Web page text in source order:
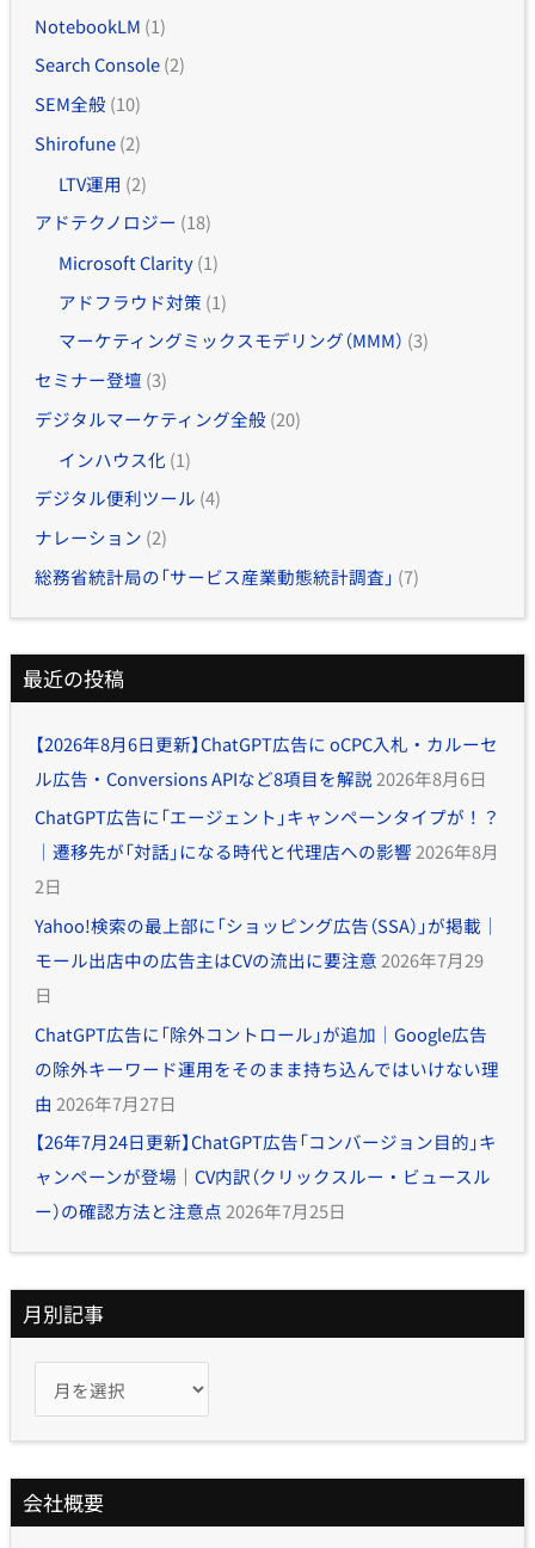
NotebookLM (1)
Search Console(2)
SEM全般(10)
Shirofune(2)
LTV運用 (2)
アドテクノロジー (18)
Microsoft Clarity(1)
アドフラウド対策 (1)
マーケティングミックスモデリング（MMM） (3)
セミナー登壇 (3)
デジタルマーケティング全般(20)
インハウス化 (1)
デジタル便利ツール (4)
ナレーション (2)
総務省統計局の「サービス産業動態統計調査」 (7)
最近の投稿
【2026年8月6日更新】ChatGPT広告に oCPC入札・カルーセ
ル広告・Conversions APIなど8項目を解説2026年8月6日
ChatGPT広告に「エージェント」キャンペーンタイプが！？
｜遷移先が「対話」になる時代と代理店への影響2026年8月
2日
Yahoo!検索の最上部に「ショッピング広告（SSA）」が掲載｜
モール出店中の広告主はCVの流出に要注意 2026年7月29
日
ChatGPT広告に「除外コントロール」が追加｜Google広告
の除外キーワード運用をそのまま持ち込んではいけない理
由 2026年7月27日
【26年7月24日更新】ChatGPT広告「コンバージョン目的」キ
ャンペーンが登場｜CV内訳（クリックスルー・ビュースル
ー）の確認方法と注意点2026年7月25日
月別記事
会社概要